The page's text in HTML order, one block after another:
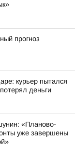
прогноз
курьер пытался
деньги
«Планово-
уже завершены